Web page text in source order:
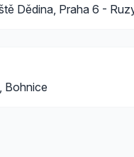
Dědina, Praha 6 -
Bohnice